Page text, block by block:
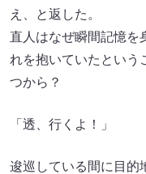
え、と返した。
直人はなぜ瞬間記憶
れを抱いていたとい
つから？
「透、行くよ！」
逡巡している間に目的